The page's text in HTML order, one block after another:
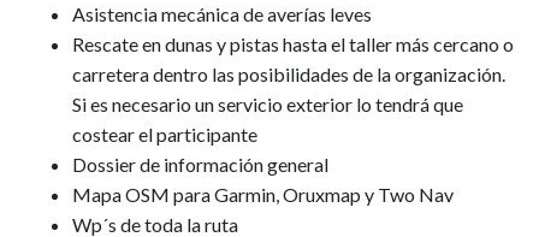
Asistencia mecánica de averías leves
Rescate en dunas y pistas hasta el taller más cercano o
carretera dentro las posibilidades de la organización.
Si es necesario un servicio exterior lo tendrá que
costear el participante
Dossier de información general
Mapa OSM para Garmin, Oruxmap y Two Nav
Wp´s de toda la ruta